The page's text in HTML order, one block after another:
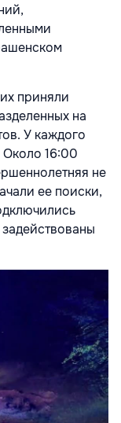
приняли
на
У каждого
Около 16:00
не
ее поиски,